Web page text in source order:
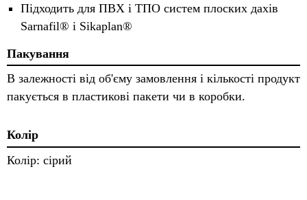
Підходить для ПВХ і ТПО систем плоских дахів
Sarnafil® і Sikaplan®
Пакування
В залежності від об'єму замовлення і кількості продукт
пакується в пластикові пакети чи в коробки.
Колір
Колір: сірий